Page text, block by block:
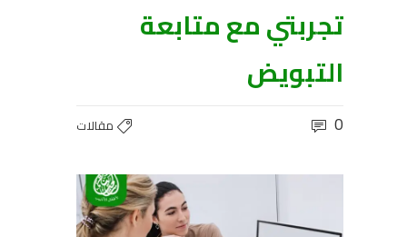
تجربتي مع متابعة
التبويض
مقالات 0